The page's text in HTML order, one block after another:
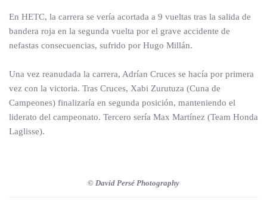
En HETC, la carrera se vería acortada a 9 vueltas tras la salida de
bandera roja en la segunda vuelta por el grave accidente de
nefastas consecuencias, sufrido por Hugo Millán.
Una vez reanudada la carrera, Adrían Cruces se hacía por primera
vez con la victoria. Tras Cruces, Xabi Zurutuza (Cuna de
Campeones) finalizaría en segunda posición, manteniendo el
liderato del campeonato. Tercero sería Max Martínez (Team Honda
Laglisse).
© David Persé Photography